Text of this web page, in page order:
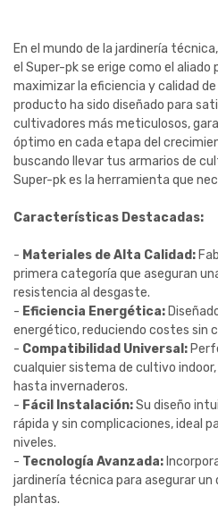
En el mundo de la jardinería
el Super-pk se erige como el
maximizar la eficiencia y calidad
producto ha sido diseñado para
cultivadores más meticulosos,
óptimo en cada etapa del
buscando llevar tus armarios de
Super-pk es la herramienta que
Características Destacadas:
- Materiales de Alta Calidad:
primera categoría que aseguran
resistencia al desgaste.
- Eficiencia Energética:
energético, reduciendo costes sin
- Compatibilidad Universal:
cualquier sistema de cultivo
hasta invernaderos.
- Fácil Instalación:Su diseño
rápida y sin complicaciones, ideal
niveles.
- Tecnología Avanzada:
jardinería técnica para asegurar un
plantas.